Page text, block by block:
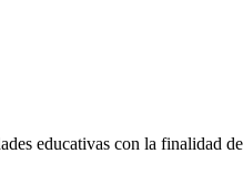
educativas con la finalidad